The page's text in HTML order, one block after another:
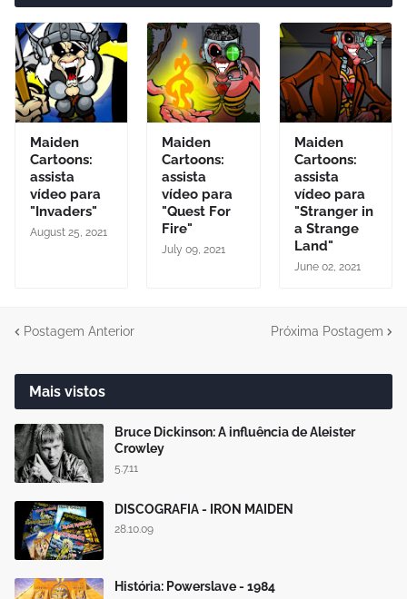
Maiden
Cartoons:
assista
vídeo para
"Invaders"
August 25, 2021
Maiden
Cartoons:
assista
vídeo para
"Quest For
Fire"
July 09, 2021
Maiden
Cartoons:
assista
vídeo para
"Stranger in
a Strange
Land"
June 02, 2021
Postagem Anterior Próxima Postagem
Mais vistos
Bruce Dickinson: A influência de Aleister
Crowley
5.7.11
DISCOGRAFIA - IRON MAIDEN
28.10.09
História: Powerslave - 1984